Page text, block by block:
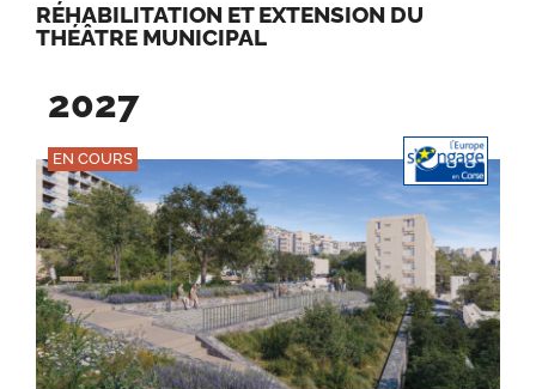
RÉHABILITATION ET EXTENSION DU
THÉÂTRE MUNICIPAL
2027
EN COURS